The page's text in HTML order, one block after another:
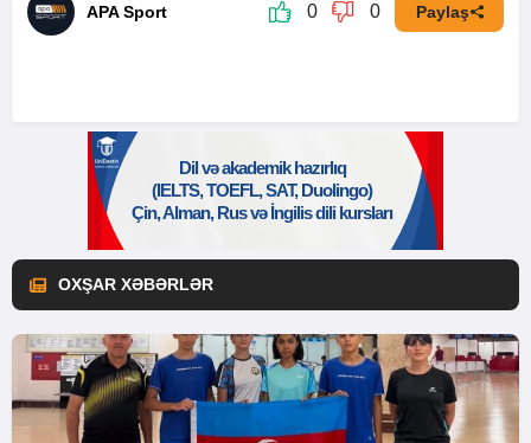
APA Sport 0 0 Paylaş
OXŞAR XƏBƏRLƏR